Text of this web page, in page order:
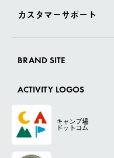
カスタマーサポート
BRAND SITE
ACTIVITY LOGOS
キャンプ場
ドットコム